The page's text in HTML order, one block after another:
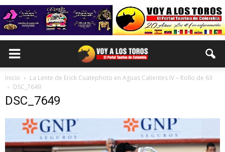
Inicio
La Lente de Erick Cuatephoto en Aguas Calientes IV – Rollo de 63
DSC_7649
DSC_7649